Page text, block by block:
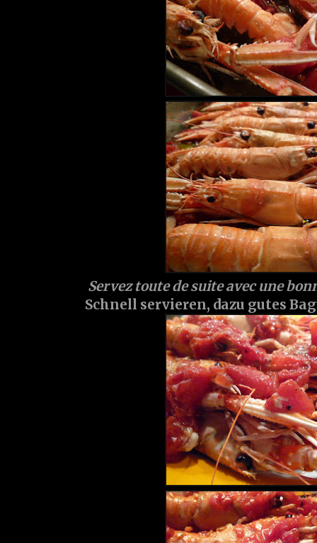
Servez toute de suite avec une
Schnell servieren, dazu gutes